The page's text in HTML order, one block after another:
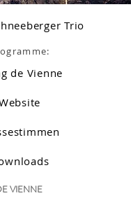
Trio
de Vienne
VIENNE